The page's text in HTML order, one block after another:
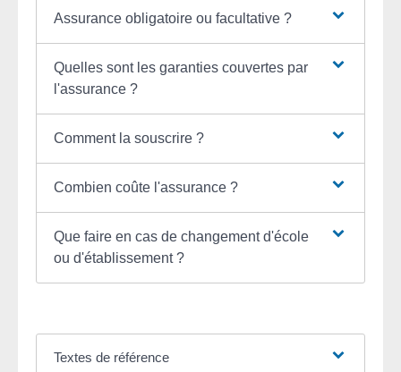
Assurance obligatoire ou facultative ?
Quelles sont les garanties couvertes par
l'assurance ?
Comment la souscrire ?
Combien coûte l'assurance ?
Que faire en cas de changement d'école
ou d'établissement ?
Textes de référence